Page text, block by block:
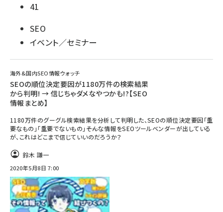
41
SEO
イベント／セミナー
海外&国内SEO情報ウォッチ
SEOの順位決定要因が1180万件の検索結果
から判明! → 信じちゃダメなやつかも!?【SEO
情報まとめ】
1180万件のグーグル検索結果を分析して判明した、SEOの順位決定要因「重
要なもの」「重要でないもの」――そんな情報をSEOツールベンダーが出している
が、これはどこまで信じていいのだろうか？
鈴木 謙一
2020年5月8日 7:00